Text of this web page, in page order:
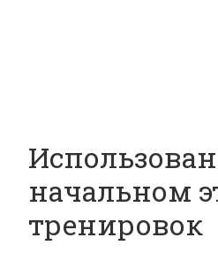
начальном
тренировок